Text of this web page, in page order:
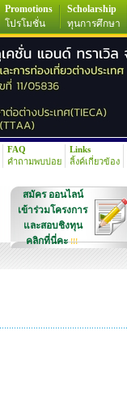
Promotions
โปรโมชั่น
Scholarship
ทุนการศึกษา
FAQ
คำถามพบบ่อย
Links
ลิ้งค์เกี่ยวข้อง
สมัคร ออนไลน์
เข้าร่วมโครงการ
และสอบชิงทุน
คลิกที่นี่คะ!!!